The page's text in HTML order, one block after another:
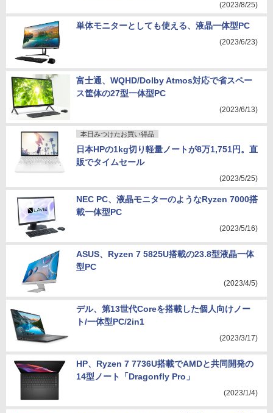
(2023/8/25)
単体モニターとしても使える、液晶一体型PC
(2023/6/23)
富士通、WQHD/Dolby Atmos対応で省スペー
ス筐体の27型一体型PC
(2023/6/13)
本日みつけたお買い得品
日本HPの1kg切り軽量ノートが8万1,751円。直
販でタイムセール
(2023/5/25)
NEC PC、液晶モニターのようなRyzen 7000搭
載一体型PC
(2023/5/16)
ASUS、Ryzen 7 5825U搭載の23.8型液晶一体
型PC
(2023/4/5)
デル、第13世代Coreを搭載した個人向けノー
ト/一体型PC/2in1
(2023/3/17)
HP、Ryzen 7 7736U搭載でAMDと共同開発の
14型ノート「Dragonfly Pro」
(2023/1/4)